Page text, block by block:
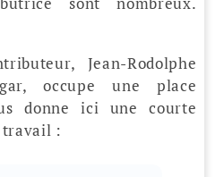
Jean-Rodolphe
occupe une place
donne ici une courte
travail :